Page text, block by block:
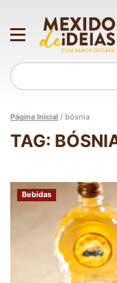
Página Inicial / bósnia
TAG:
Bebidas